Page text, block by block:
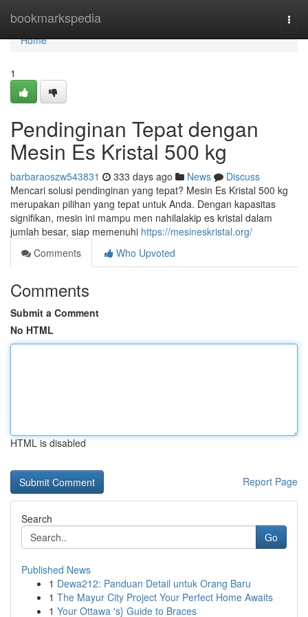
bookmarkspedia
Home
Home
1
Pendinginan Tepat dengan
Mesin Es Kristal 500 kg
barbaraoszw543831 333 days ago News
Discuss
Mencari solusi pendinginan yang tepat? Mesin Es Kristal 500 kg
merupakan pilihan yang tepat untuk Anda. Dengan kapasitas
signifikan, mesin ini mampu men nahilalakip es kristal dalam
jumlah besar, siap memenuhi https://mesineskristal.org/
Comments
Who Upvoted
Comments
Submit a Comment
No HTML
HTML is disabled
Report Page
Search
Go
Published News
1 Dewa212: Panduan Detail untuk Orang Baru
1 The Mayur City Project Your Perfect Home Awaits
1 Your Ottawa 's} Guide to Braces